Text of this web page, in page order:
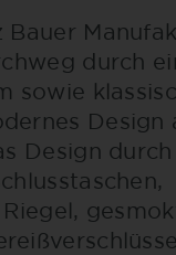
Bauer
durch
sowie
Design
Design durch